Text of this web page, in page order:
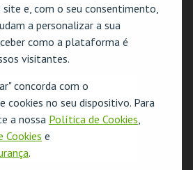
e, com o seu consentimento,
a personalizar a sua
como a plataforma é
visitantes.
concorda com o
cookies no seu dispositivo. Para
a nossa Política de Cookies
Cookies e
.
C. CULTURAL VILA
FLOR
MAIS INFO
COMPRAR
GUIMARÃES JAZZ
não está disponível
OK